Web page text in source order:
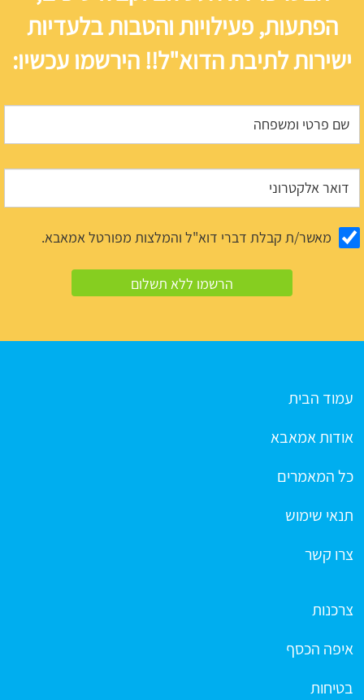
הפתעות, פעילויות והטבות בלעדיות
ישירות לתיבת הדוא"ל!! הירשמו עכשיו:
מאשר/ת קבלת דברי דוא"ל והמלצות מפורטל אמאבא.
עמוד הבית
אודות אמאבא
כל המאמרים
תנאי שימוש
צרו קשר
צרכנות
איפה הכסף
בטיחות